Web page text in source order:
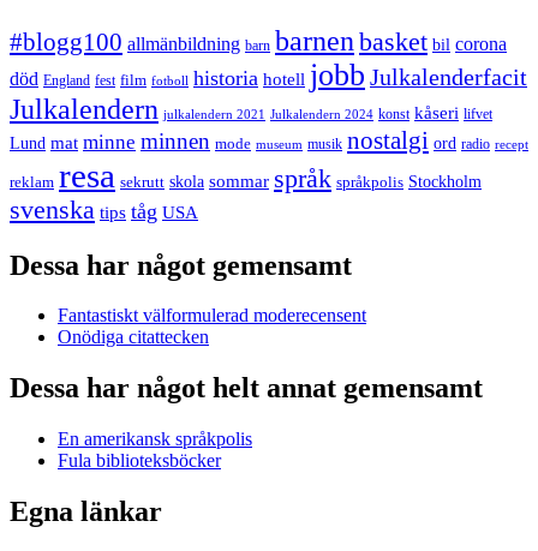
#blogg100 allmänbildning barn barnen basket bil corona
död England fest film fotboll historia hotell jobb Julkalenderfacit
Julkalendern julkalendern 2021 Julkalendern 2024 konst kåseri lifvet
Lund mat minne minnen mode museum musik nostalgi ord radio recept
reklam resa sekrutt skola sommar språk språkpolis Stockholm
svenska tips tåg USA
Dessa har något gemensamt
Fantastiskt välformulerad moderecensent
Onödiga citattecken
Dessa har något helt annat gemensamt
En amerikansk språkpolis
Fula biblioteksböcker
Egna länkar